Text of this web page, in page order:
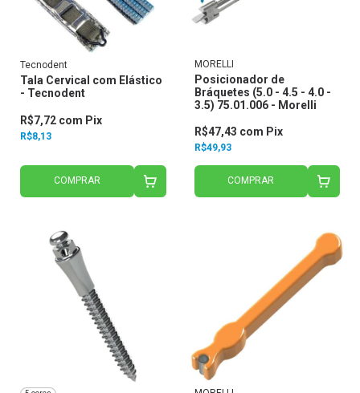
Tecnodent
Tala Cervical com Elástico
- Tecnodent
R$8,13
R$7,72 com Pix
COMPRAR
MORELLI
Posicionador de
Bráquetes (5.0 - 4.5 - 4.0 -
3.5) 75.01.006 - Morelli
R$49,93
R$47,43 com Pix
COMPRAR